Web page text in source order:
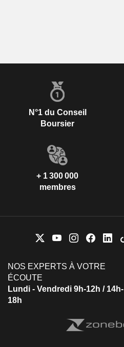
N°1 du Conseil
Boursier
+ 1 300 000
membres
NOS EXPERTS À VOTRE
ÉCOUTE
Lundi - Vendredi 9h-12h / 14h-
18h